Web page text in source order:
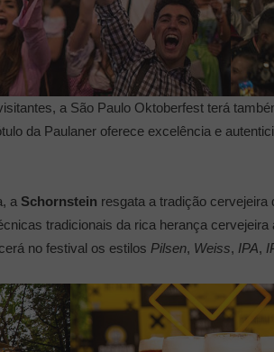
a São Paulo Oktoberfest terá
da Paulaner oferece excelência e
a Schornstein resgata a tradição cervejeira
tradicionais da rica herança
no festival os estilos Pilsen, Weiss, IPA,